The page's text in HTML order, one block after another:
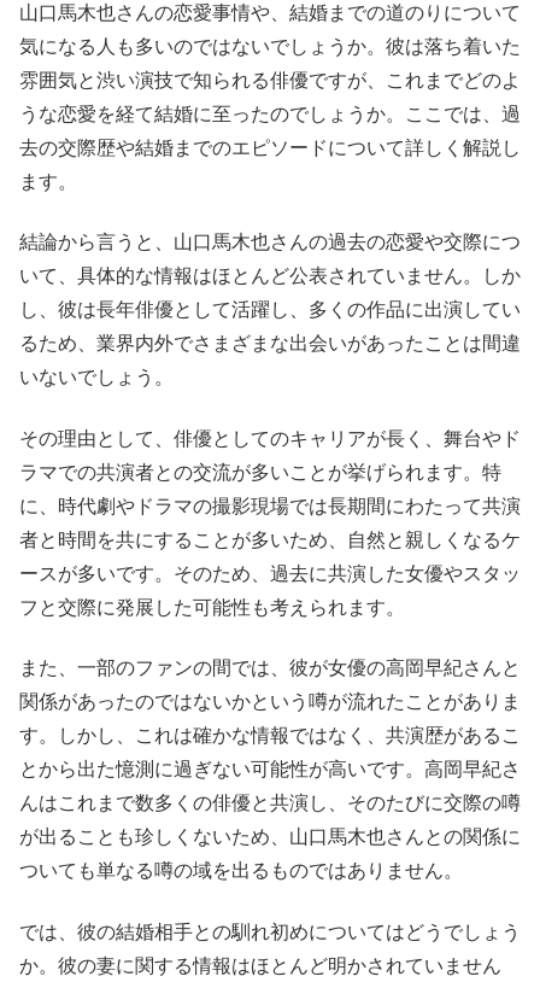
山口馬木也さんの恋愛事情や、結婚までの道のりについて
気になる人も多いのではないでしょうか。彼は落ち着いた
雰囲気と渋い演技で知られる俳優ですが、これまでどのよ
うな恋愛を経て結婚に至ったのでしょうか。ここでは、過
去の交際歴や結婚までのエピソードについて詳しく解説し
ます。
結論から言うと、山口馬木也さんの過去の恋愛や交際につ
いて、具体的な情報はほとんど公表されていません。しか
し、彼は長年俳優として活躍し、多くの作品に出演してい
るため、業界内外でさまざまな出会いがあったことは間違
いないでしょう。
その理由として、俳優としてのキャリアが長く、舞台やド
ラマでの共演者との交流が多いことが挙げられます。特
に、時代劇やドラマの撮影現場では長期間にわたって共演
者と時間を共にすることが多いため、自然と親しくなるケ
ースが多いです。そのため、過去に共演した女優やスタッ
フと交際に発展した可能性も考えられます。
また、一部のファンの間では、彼が女優の高岡早紀さんと
関係があったのではないかという噂が流れたことがありま
す。しかし、これは確かな情報ではなく、共演歴があるこ
とから出た憶測に過ぎない可能性が高いです。高岡早紀さ
んはこれまで数多くの俳優と共演し、そのたびに交際の噂
が出ることも珍しくないため、山口馬木也さんとの関係に
ついても単なる噂の域を出るものではありません。
では、彼の結婚相手との馴れ初めについてはどうでしょう
か。彼の妻に関する情報はほとんど明かされていません